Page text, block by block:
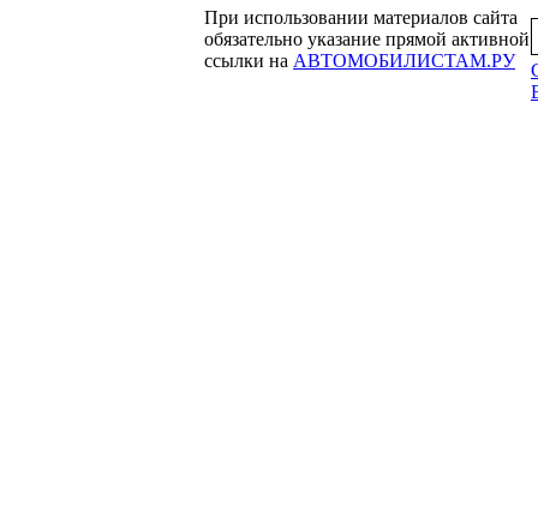
При использовании материалов сайта
обязательно указание прямой активной
ссылки на АВТОМОБИЛИСТАМ.РУ